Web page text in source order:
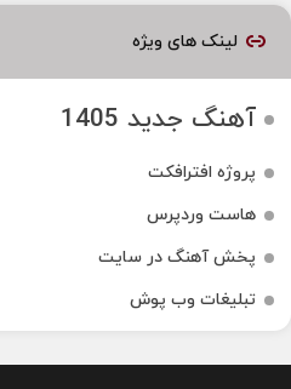
لینک های ویژه
آهنگ جدید 1405
پروژه افترافکت
هاست وردپرس
پخش آهنگ در سایت
تبلیغات وب پوش